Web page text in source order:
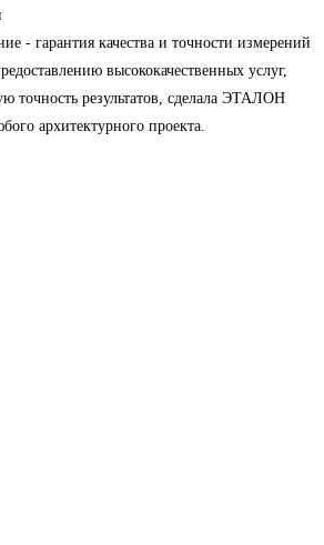
- гарантия качества и точности измерений
высококачественных услуг,
точность результатов, сделала ЭТАЛОН
архитектурного проекта.